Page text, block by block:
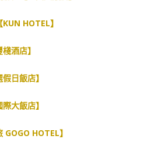
HOTEL】
酒店】
日飯店】
大飯店】
HOTEL】